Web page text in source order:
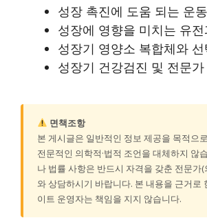
성장 촉진에 도움 되는 운
성장에 영향을 미치는 유
성장기 영양소 복합체와
성장기 건강검진 및 전문
면책조항
본 게시글은 일반적인 정보 제공을 목적으
전문적인 의학적·법적 조언을 대체하지 않
나 법률 사항은 반드시 자격을 갖춘 전문가(
와 상담하시기 바랍니다. 본 내용을 근거로
이트 운영자는 책임을 지지 않습니다.